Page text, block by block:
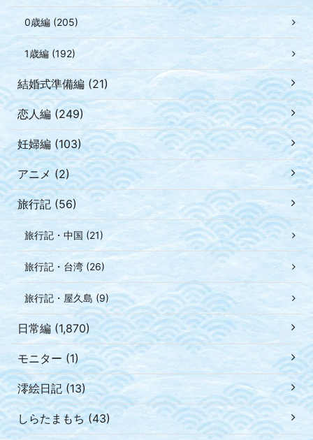
0歳編 (205)
1歳編 (192)
結婚式準備編 (21)
恋人編 (249)
妊婦編 (103)
アニメ (2)
旅行記 (56)
旅行記・中国 (21)
旅行記・台湾 (26)
旅行記・屋久島 (9)
日常編 (1,870)
モニター (1)
澪絵日記 (13)
しらたまもち (43)